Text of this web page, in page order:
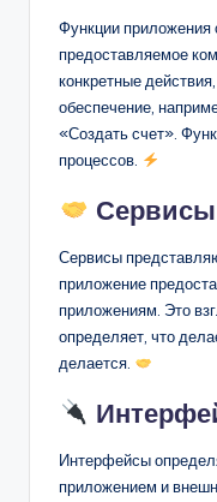
Функции приложения
предоставляемое
конкретные
обеспечение,
«Создать счет».
процессов.
Сервисы
приложение
приложениям. Это
определяет, что
делается.
Интерфейсы
приложением и